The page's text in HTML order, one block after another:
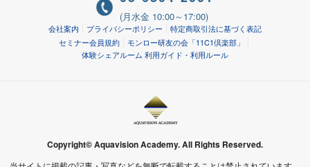
会社案内 プライバシーポリシー
特定商取引法に基づく表記
セミナー会員規約
モンロー研友の会「11C1倶楽部」
体験シェアルーム 利用ガイド・利用ルール
(月水金 10:00～17:00)
Copyright© Aquavision Academy. All Rights Reserved.